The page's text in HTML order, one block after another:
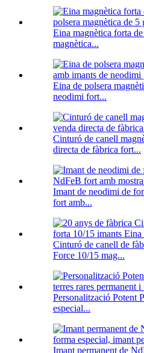
Eina magnètica forta
magnètica...
Eina de polsera
neodimi fort...
Cinturó de canell
directa de fàbrica fort...
Imant de neodimi de
fort amb...
Cinturó de canell de
Force 10/15 mag...
Personalització Potent
especial...
Imant permanent de